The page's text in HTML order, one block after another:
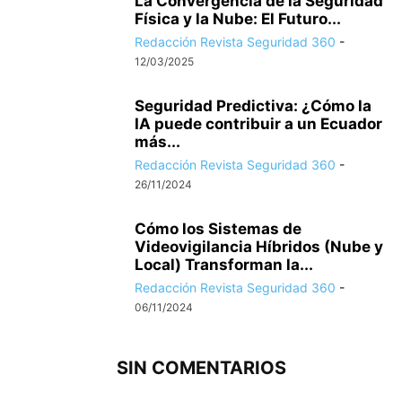
Física y la Nube: El Futuro...
Redacción Revista Seguridad 360 -
12/03/2025
Seguridad Predictiva: ¿Cómo la
IA puede contribuir a un Ecuador
más...
Redacción Revista Seguridad 360 -
26/11/2024
Cómo los Sistemas de
Videovigilancia Híbridos (Nube y
Local) Transforman la...
Redacción Revista Seguridad 360 -
06/11/2024
SIN COMENTARIOS